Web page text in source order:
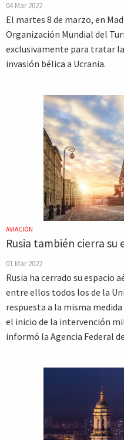
04 Mar 2022
El martes 8 de marzo, en
Organización Mundial del
exclusivamente para tratar
invasión bélica a Ucrania.
AVIACIÓN
Rusia también cierra su
01 Mar 2022
Rusia ha cerrado su espacio
entre ellos todos los de la
respuesta a la misma
el inicio de la intervención
informó la Agencia Federal